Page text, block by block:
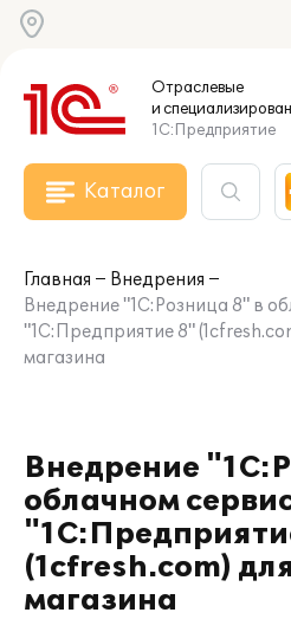
Отраслевые
и
1С:Предприятие
Каталог
Главная
Внедрения
Внедрение "1С:Розница 8" в
"1С:Предприятие 8"
магазина
Внедрение
облачном
(1cfresh.com)
магазина